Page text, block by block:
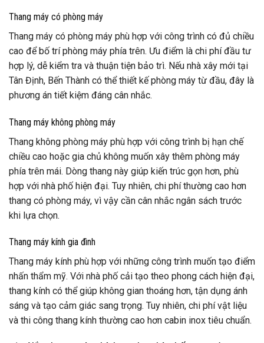
Thang máy có phòng máy
Thang máy có phòng máy phù hợp với công trình có đủ chiều
cao để bố trí phòng máy phía trên. Ưu điểm là chi phí đầu tư
hợp lý, dễ kiểm tra và thuận tiện bảo trì. Nếu nhà xây mới tại
Tân Định, Bến Thành có thể thiết kế phòng máy từ đầu, đây là
phương án tiết kiệm đáng cân nhắc.
Thang máy không phòng máy
Thang không phòng máy phù hợp với công trình bị hạn chế
chiều cao hoặc gia chủ không muốn xây thêm phòng máy
phía trên mái. Dòng thang này giúp kiến trúc gọn hơn, phù
hợp với nhà phố hiện đại. Tuy nhiên, chi phí thường cao hơn
thang có phòng máy, vì vậy cần cân nhắc ngân sách trước
khi lựa chọn.
Thang máy kính gia đình
Thang máy kính phù hợp với những công trình muốn tạo điểm
nhấn thẩm mỹ. Với nhà phố cải tạo theo phong cách hiện đại,
thang kính có thể giúp không gian thoáng hơn, tận dụng ánh
sáng và tạo cảm giác sang trọng. Tuy nhiên, chi phí vật liệu
và thi công thang kính thường cao hơn cabin inox tiêu chuẩn.